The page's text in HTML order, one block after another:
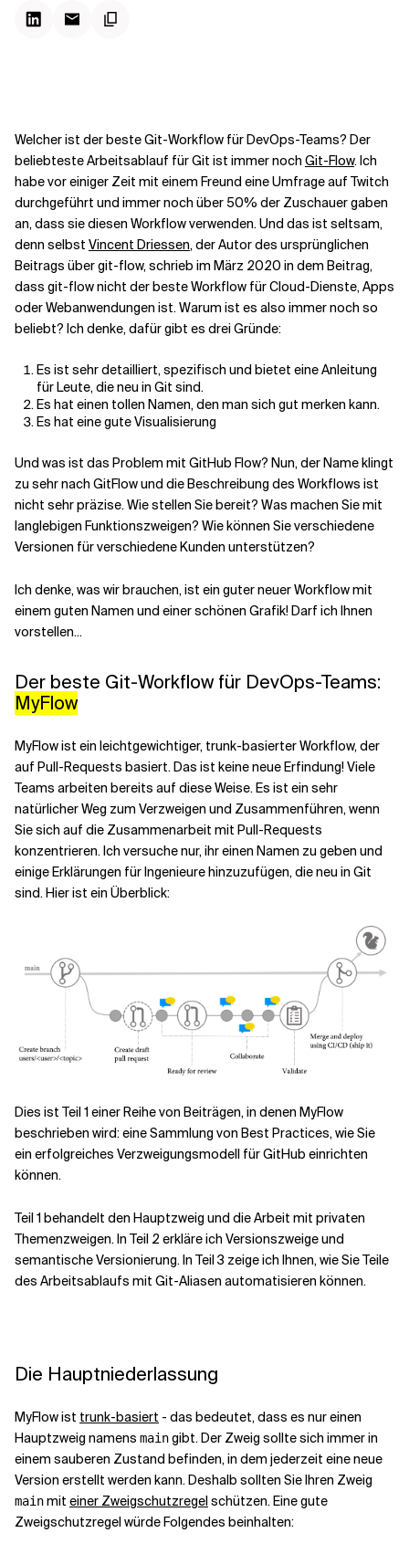
Verwandte Themen
Welcher ist der beste Git-Workflow für DevOps-Teams? Der
beliebteste Arbeitsablauf für Git ist immer noch Git-Flow. Ich
habe vor einiger Zeit mit einem Freund eine Umfrage auf Twitch
durchgeführt und immer noch über 50% der Zuschauer gaben
an, dass sie diesen Workflow verwenden. Und das ist seltsam,
denn selbst Vincent Driessen, der Autor des ursprünglichen
Beitrags über git-flow, schrieb im März 2020 in dem Beitrag,
dass git-flow nicht der beste Workflow für Cloud-Dienste, Apps
oder Webanwendungen ist. Warum ist es also immer noch so
beliebt? Ich denke, dafür gibt es drei Gründe:
Es ist sehr detailliert, spezifisch und bietet eine Anleitung
für Leute, die neu in Git sind.
Es hat einen tollen Namen, den man sich gut merken kann.
Es hat eine gute Visualisierung
Und was ist das Problem mit GitHub Flow? Nun, der Name klingt
zu sehr nach GitFlow und die Beschreibung des Workflows ist
nicht sehr präzise. Wie stellen Sie bereit? Was machen Sie mit
langlebigen Funktionszweigen? Wie können Sie verschiedene
Versionen für verschiedene Kunden unterstützen?
Ich denke, was wir brauchen, ist ein guter neuer Workflow mit
einem guten Namen und einer schönen Grafik! Darf ich Ihnen
vorstellen...
Der beste Git-Workflow für DevOps-Teams:
MyFlow
MyFlow ist ein leichtgewichtiger, trunk-basierter Workflow, der
auf Pull-Requests basiert. Das ist keine neue Erfindung! Viele
Teams arbeiten bereits auf diese Weise. Es ist ein sehr
natürlicher Weg zum Verzweigen und Zusammenführen, wenn
Sie sich auf die Zusammenarbeit mit Pull-Requests
konzentrieren. Ich versuche nur, ihr einen Namen zu geben und
einige Erklärungen für Ingenieure hinzuzufügen, die neu in Git
sind. Hier ist ein Überblick:
Dies ist Teil 1 einer Reihe von Beiträgen, in denen MyFlow
beschrieben wird: eine Sammlung von Best Practices, wie Sie
ein erfolgreiches Verzweigungsmodell für GitHub einrichten
können.
Teil 1 behandelt den Hauptzweig und die Arbeit mit privaten
Themenzweigen. In Teil 2 erkläre ich Versionszweige und
semantische Versionierung. In Teil 3 zeige ich Ihnen, wie Sie Teile
des Arbeitsablaufs mit Git-Aliasen automatisieren können.
Die Hauptniederlassung
MyFlow ist trunk-basiert - das bedeutet, dass es nur einen
Hauptzweig namens maingibt. Der Zweig sollte sich immer in
einem sauberen Zustand befinden, in dem jederzeit eine neue
Version erstellt werden kann. Deshalb sollten Sie Ihren Zweig
mainmit einer Zweigschutzregelschützen. Eine gute
Zweigschutzregel würde Folgendes beinhalten: